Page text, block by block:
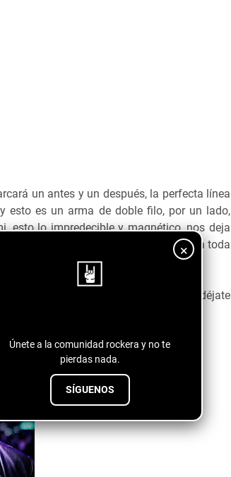
×
Únete a la comunidad rockera y no te
pierdas nada.
SÍGUENOS
un antes y un después, la perfecta línea
esto es un arma de doble filo, por un lado,
esto lo impredecible y magnético, nos deja
rompecabezas, por otro lado, nos quita toda
pienses!"
con los conceptos habituales y déjate